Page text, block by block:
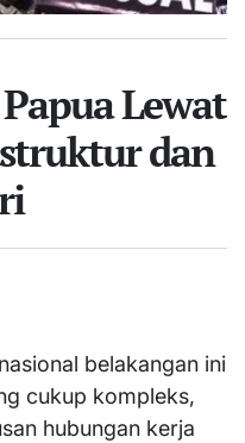
Lewat
dan
belakangan ini
cukup kompleks,
hubungan kerja